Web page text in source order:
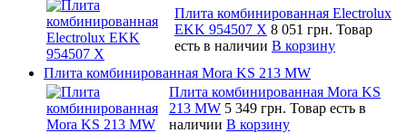
Плита комбинированная Electrolux
EKK 954507 X 8 051 грн. Товар
есть в наличии В корзину
Плита комбинированная Mora KS 213 MW
Плита комбинированная Mora KS
213 MW 5 349 грн. Товар есть в
наличии В корзину